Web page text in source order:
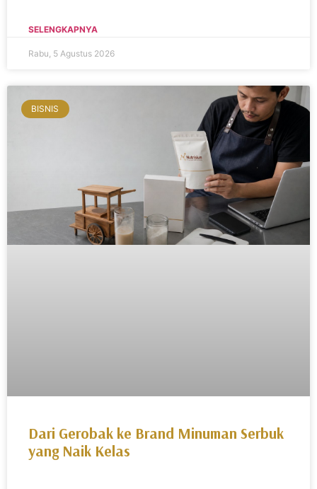
SELENGKAPNYA
Rabu, 5 Agustus 2026
BISNIS
Dari Gerobak ke Brand Minuman Serbuk
yang Naik Kelas